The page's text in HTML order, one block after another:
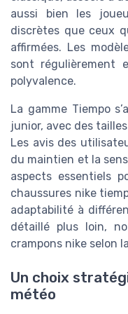
aussi bien les
discrètes que ceux
affirmées. Les
sont régulièrement
polyvalence.
La gamme Tiempo
junior, avec des
Les avis des
du maintien et la
aspects essentiels
chaussures nike
adaptabilité à
détaillé plus loin,
crampons nike selon
Un choix
météo